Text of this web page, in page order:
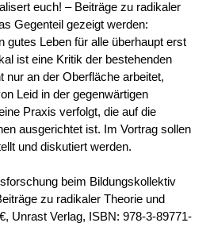
euch! – Beiträge zu radikaler
Gegenteil gezeigt werden:
gutes Leben für alle überhaupt erst
ist eine Kritik der bestehenden
nur an der Oberfläche arbeitet,
Leid in der gegenwärtigen
Praxis verfolgt, die auf die
ausgerichtet ist. Im Vortrag sollen
und diskutiert werden.
beim Bildungskollektiv
zu radikaler Theorie und
Unrast Verlag, ISBN: 978-3-89771-